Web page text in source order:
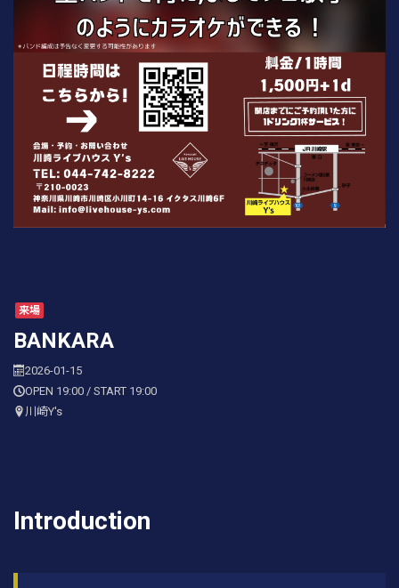
来場
BANKARA
2026-01-15
OPEN 19:00 / START 19:00
川崎Y's
Introduction